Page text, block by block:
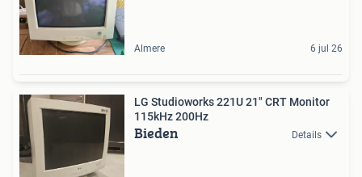
Almere 6 jul 26
LG Studioworks 221U 21" CRT Monitor
115kHz 200Hz
Bieden Details